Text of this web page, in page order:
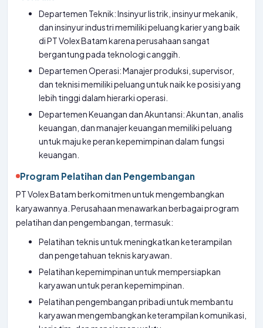
Departemen Teknik: Insinyur listrik, insinyur mekanik,
dan insinyur industri memiliki peluang karier yang baik
di PT Volex Batam karena perusahaan sangat
bergantung pada teknologi canggih.
Departemen Operasi: Manajer produksi, supervisor,
dan teknisi memiliki peluang untuk naik ke posisi yang
lebih tinggi dalam hierarki operasi.
Departemen Keuangan dan Akuntansi: Akuntan, analis
keuangan, dan manajer keuangan memiliki peluang
untuk maju ke peran kepemimpinan dalam fungsi
keuangan.
Program Pelatihan dan Pengembangan
PT Volex Batam berkomitmen untuk mengembangkan
karyawannya. Perusahaan menawarkan berbagai program
pelatihan dan pengembangan, termasuk:
Pelatihan teknis untuk meningkatkan keterampilan
dan pengetahuan teknis karyawan.
Pelatihan kepemimpinan untuk mempersiapkan
karyawan untuk peran kepemimpinan.
Pelatihan pengembangan pribadi untuk membantu
karyawan mengembangkan keterampilan komunikasi,